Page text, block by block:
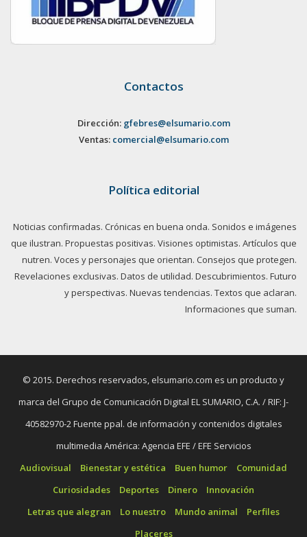
Contactos
Dirección: gfebres@elsumario.com
Ventas: comercial@elsumario.com
Política editorial
Noticias confirmadas. Crónicas en buena onda. Sonidos e imágenes
que ilustran. Propuestas positivas. Visiones optimistas. Artículos que
nutren. Voces y personajes que orientan. Consejos que protegen.
Revelaciones exclusivas. Datos de utilidad. Descubrimientos. Futuro
y perspectivas. Nuevas tendencias. Textos que aclaran.
Informaciones que suman.
© 2015. Derechos reservados, elsumario.com es un producto y
marca del Grupo de Comunicación Digital EL SUMARIO, C.A. / RIF: J-
40582970-2 Fuente ppal. de información y contenidos digitales
multimedia América: Agencia EFE / EFE Servicios
Audiovisual
Bienestar y estética Buen humor
Comunidad
Curiosidades
Deportes Dinero
Innovación
Letras que alegran
Lo nuestro Mundo animal
Perfiles
Placeres